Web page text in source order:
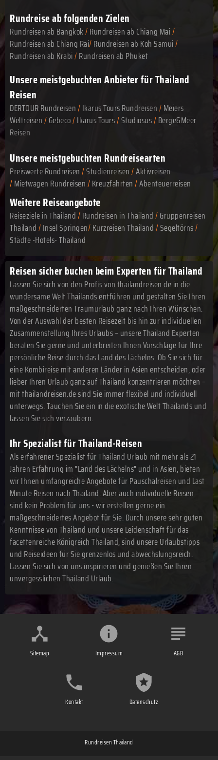
Rundreise ab folgenden Zielen
Rundreisen ab Bangkok/Rundreisen ab Chiang Mai/
Rundreisen ab Chiang Rai/Rundreisen ab Koh Samui/
Rundreisen ab Krabi/Rundreisen ab Phuket
Unsere meistgebuchten Anbieter für Thailand
Reisen
DERTOUR Rundreisen/Ikarus Tours Rundreisen/Meiers
Weltreisen/Gebeco/Ikarus Tours/Studiosus/Berge&Meer
Reisen
Unsere meistgebuchten Rundreisearten
Preiswerte Rundreisen/Studienreisen/Aktivreisen
/Mietwagen Rundreisen/Kreuzfahrten/Abenteuerreisen
Weitere Reiseangebote
Reiseziele in Thailand/Rundreisen in Thailand/Gruppenreisen
Thailand/Insel Springen/Kurzreisen Thailand/Segeltörns/
Städte -Hotels- Thailand
Reisen sicher buchen beim Experten für Thailand
Lassen Sie sich von den Profis von thailandreisen.de in die
wundersame Welt Thailands entführen und gestalten Sie Ihren
maßgeschneiderten Traumurlaub ganz nach Ihren Wünschen.
Von der Auswahl der besten Reisezeit bis hin zur individuellen
Zusammenstellung Ihres Urlaubs – unsere Thailand Experten
beraten Sie gerne und unterbreiten Ihnen Vorschläge für Ihre
persönliche Reise durch das Land des Lächelns. Ob Sie sich für
eine Kombireise mit anderen Länder in Asien entscheiden, oder
lieber Ihren Urlaub ganz auf Thailand konzentrieren möchten –
mit thailandreisen.de sind Sie immer flexibel und individuell
unterwegs. Tauchen Sie ein in die exotische Welt Thailands und
lassen Sie sich verzaubern.
Ihr Spezialist für Thailand-Reisen
Als erfahrener Spezialist für Thailand Urlaub mit mehr als 21
Jahren Erfahrung im "Land des Lächelns" und in Asien, bieten
wir Ihnen umfangreiche Angebote für Pauschalreisen und Last
Minute Reisen nach Thailand. Aber auch individuelle Reisen
sind kein Problem für uns - wir erstellen gerne ein
maßgeschneidertes Angebot für Sie. Durch unsere sehr guten
Kenntnisse von Thailand und unsere Leidenschaft für das
facettenreiche Königreich Thailand, sind unsere Urlaubstipps
und Reiseideen für Sie grenzenlos und abwechslungsreich.
Lassen Sie sich von uns inspirieren und genießen Sie Ihren
unvergesslichen Thailand Urlaub.
Sitemap Impressum AGB
Kontakt Datenschutz
Rundreisen Thailand